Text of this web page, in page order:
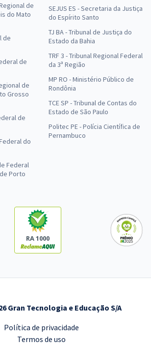
de
do Mato
de
de
de
Grosso
de
do
Federal
Porto
SEJUS ES - Secretaria da Justiça
do Espírito Santo
TJ BA - Tribunal de Justiça do
Estado da Bahia
TRF 3 - Tribunal Regional Federal
da 3ª Região
MP RO - Ministério Público de
Rondônia
TCE SP - Tribunal de Contas do
Estado de São Paulo
Politec PE - Polícia Científica de
Pernambuco
RA 1000
Gran Tecnologia e Educação S/A
Política de privacidade
Termos de uso